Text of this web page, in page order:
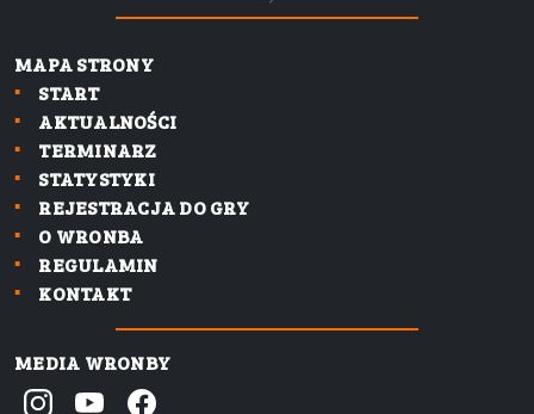
MAPA STRONY
START
AKTUALNOŚCI
TERMINARZ
STATYSTYKI
REJESTRACJA DO GRY
O WRONBA
REGULAMIN
KONTAKT
MEDIA WRONBY